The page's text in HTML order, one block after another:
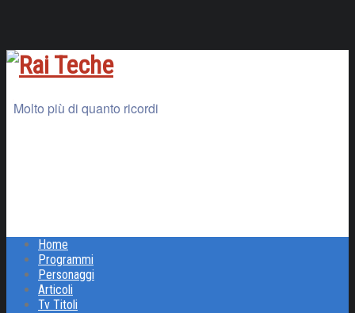
Molto più di quanto ricordi
Home
Programmi
Personaggi
Articoli
Tv Titoli